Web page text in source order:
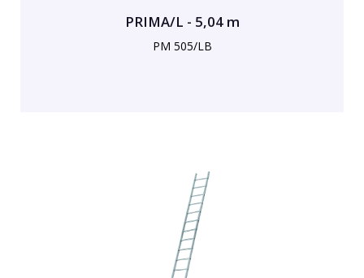
PRIMA/L - 5,04 m
PM 505/LB